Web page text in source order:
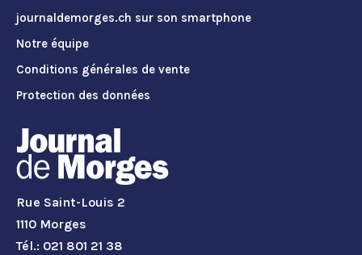
journaldemorges.ch sur son smartphone
Notre équipe
Conditions générales de vente
Protection des données
Rue Saint-Louis 2
1110 Morges
Tél.: 021 801 21 38